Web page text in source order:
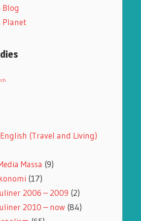
Blog
Planet
(Travel and Living)
Massa (9)
(17)
2006 – 2009 (2)
2010 – now(84)